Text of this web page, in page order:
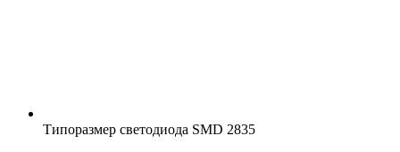
Типоразмер светодиода SMD 2835